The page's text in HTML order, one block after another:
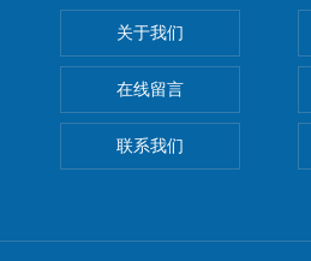
关于我们
在线留言
联系我们